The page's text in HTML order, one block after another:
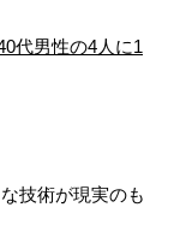
代男性の4人に1
技術が現実のも